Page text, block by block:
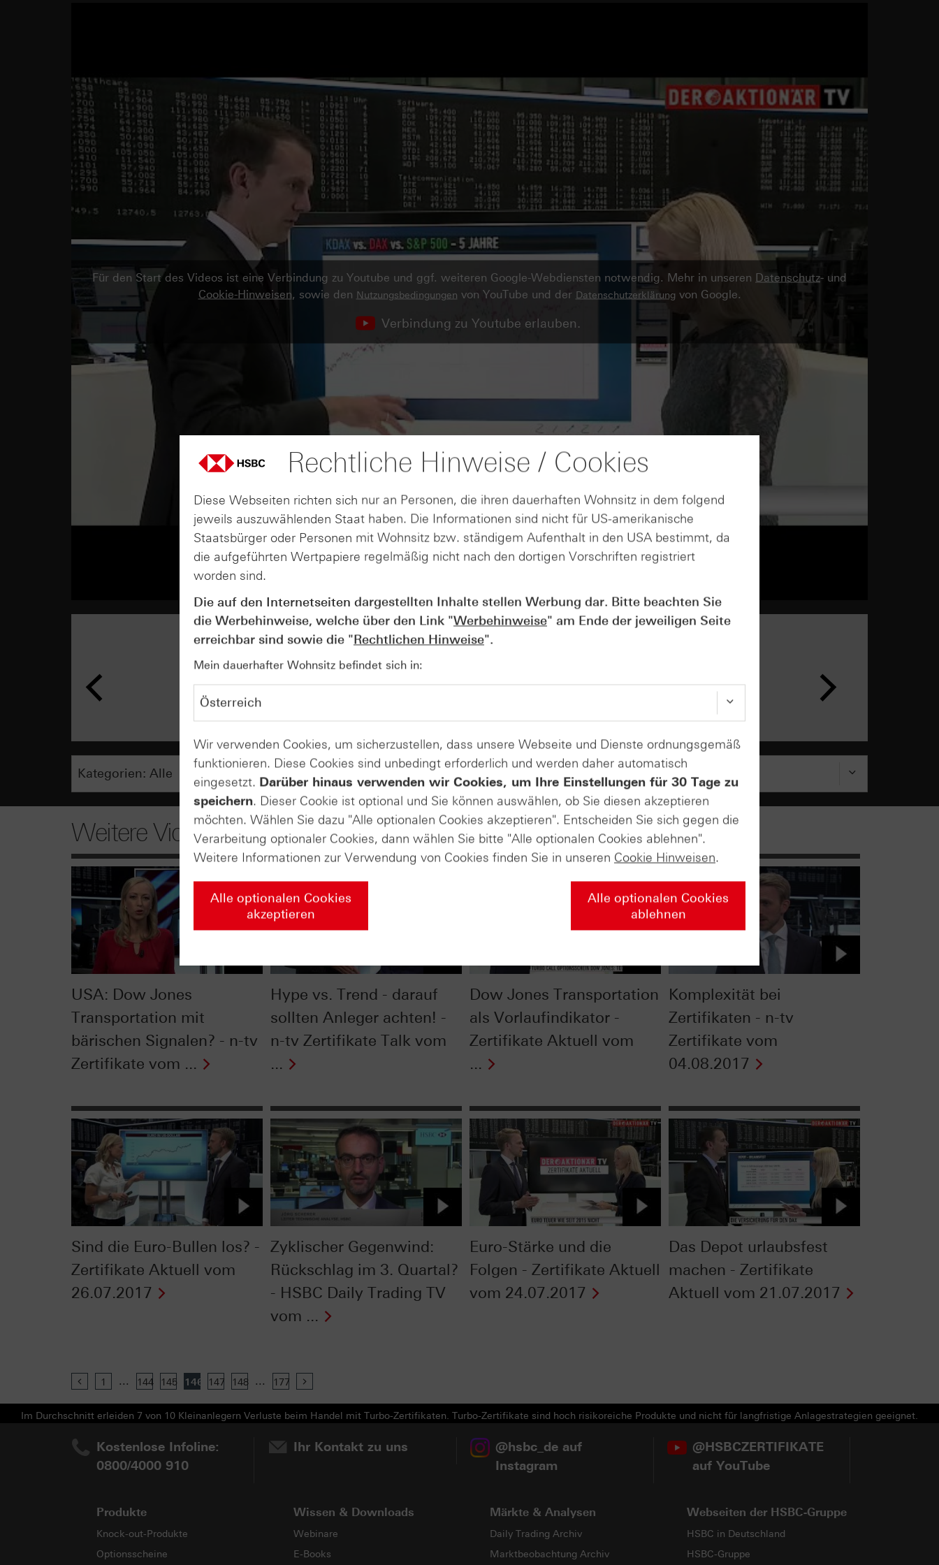
Für den Start des Videos ist eine Verbindung zu Youtube und ggf. weiteren Google-Webdiensten notwendig. Mehr in unseren Datenschutz- und
Cookie-Hinweisen, sowie den Nutzungsbedingungen von YouTube und der Datenschutzerklärung von Google.
Verbindung zu Youtube erlauben.
AUGUST
Der Blick ins Kleingedruckte: Kosten &
Weitere Videos
USA: Dow Jones
Transportation mit
bärischen Signalen? - n-tv
Zertifikate vom ...
Hype vs. Trend - darauf
sollten Anleger achten! -
n-tv Zertifikate Talk vom
...
Dow Jones Transportation
als Vorlaufindikator -
Zertifikate Aktuell vom
...
Komplexität bei
Zertifikaten - n-tv
Zertifikate vom
04.08.2017
Sind die Euro-Bullen los? -
Zertifikate Aktuell vom
26.07.2017
Zyklischer Gegenwind:
Rückschlag im 3. Quartal?
- HSBC Daily Trading TV
vom ...
Euro-Stärke und die
Folgen - Zertifikate Aktuell
vom 24.07.2017
Das Depot urlaubsfest
machen - Zertifikate
Aktuell vom 21.07.2017
Previous
1 ... 144 145 146 147 148 ... 177
Im Durchschnitt erleiden 7 von 10 Kleinanlegern Verluste beim Handel mit Turbo-Zertifikaten. Turbo-Zertifikate sind hoch risikoreiche Produkte und nicht für langfristige Anlagestrategien geeignet.
Kostenlose Infoline:
0800/4000 910
Ihr Kontakt zu uns
@hsbc_de auf
Instagram
@HSBCZERTIFIKATE
auf YouTube
Produkte
Knock-out-Produkte
Optionsscheine
Wissen & Downloads
Webinare
E-Books
Märkte & Analysen
Daily Trading Archiv
Marktbeobachtung Archiv
Webseiten der HSBC-Gruppe
HSBC in Deutschland
HSBC-Gruppe
Rechtliche Hinweise / Cookies
Diese Webseiten richten sich nur an Personen, die ihren dauerhaften Wohnsitz in dem folgend
jeweils auszuwählenden Staat haben. Die Informationen sind nicht für US-amerikanische
Staatsbürger oder Personen mit Wohnsitz bzw. ständigem Aufenthalt in den USA bestimmt, da
die aufgeführten Wertpapiere regelmäßig nicht nach den dortigen Vorschriften registriert
worden sind.
Die auf den Internetseiten dargestellten Inhalte stellen Werbung dar. Bitte beachten Sie
die Werbehinweise, welche über den Link "Werbehinweise" am Ende der jeweiligen Seite
erreichbar sind sowie die "Rechtlichen Hinweise".
Mein dauerhafter Wohnsitz befindet sich in:
Wir verwenden Cookies, um sicherzustellen, dass unsere Webseite und Dienste ordnungsgemäß
funktionieren. Diese Cookies sind unbedingt erforderlich und werden daher automatisch
eingesetzt. Darüber hinaus verwenden wir Cookies, um Ihre Einstellungen für 30 Tage zu
speichern. Dieser Cookie ist optional und Sie können auswählen, ob Sie diesen akzeptieren
möchten. Wählen Sie dazu "Alle optionalen Cookies akzeptieren". Entscheiden Sie sich gegen die
Verarbeitung optionaler Cookies, dann wählen Sie bitte "Alle optionalen Cookies ablehnen".
Weitere Informationen zur Verwendung von Cookies finden Sie in unseren Cookie Hinweisen.
Alle optionalen Cookies
akzeptieren
Alle optionalen Cookies
ablehnen